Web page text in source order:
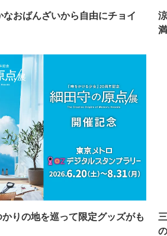
おばんざいから自由にチョイ
りの地を巡って限定グッズがも